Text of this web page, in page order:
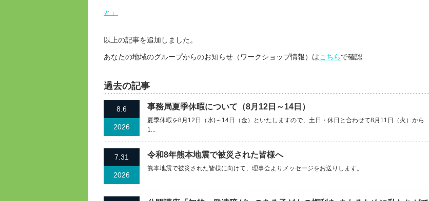
と」
以上の記事を追加しました。
あなたの地域のグループからのお知らせ（ワークショップ情報）はこちらで確認
過去の記事
8.6
2026
事務局夏季休暇について（8月12日～14日）
夏季休暇を8月12日（水)～14日（金）といたしますので、土日・休日と合わせて8月11日（火）から
1...
7.31
2026
令和8年熊本地震で被災された皆様へ
熊本地震で被災された皆様に向けて、理事会よりメッセージをお送りします。